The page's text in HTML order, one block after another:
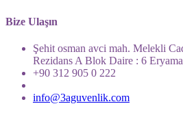
Bize Ulaşın
Şehit osman avci mah. Melekli
Rezidans A Blok Daire : 6
+90 312 905 0 222
info@3aguvenlik.com